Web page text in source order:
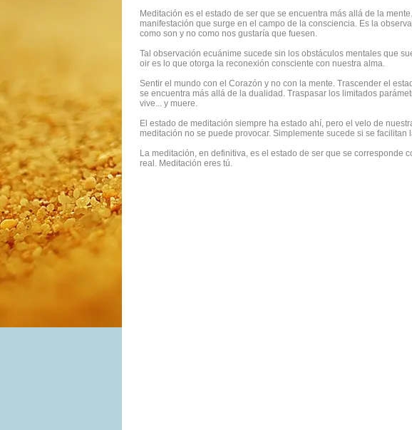
Meditación es el estado de ser que se encuentra más allá de la
manifestación que surge en el campo de la consciencia. Es la
como son y no como nos gustaría que fuesen.
Tal observación ecuánime sucede sin los obstáculos mentales que
oir es lo que otorga la reconexión consciente con nuestra alma.
Sentir el mundo con el Corazón y no con la mente. Trascender el
se encuentra más allá de la dualidad. Traspasar los limitados
vive... y muere.
El estado de meditación siempre ha estado ahí, pero el velo de
meditación no se puede provocar. Simplemente sucede si se facilitan
La meditación, en definitiva, es el estado de ser que se corresponde
real. Meditación eres tú.